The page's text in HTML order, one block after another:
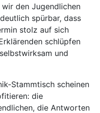
den Jugendlichen
spürbar, dass
stolz auf sich
schlüpfen
und
Stammtisch scheinen
die
die Antworten